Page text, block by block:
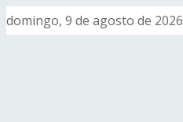
domingo, 9 de agosto de 2026